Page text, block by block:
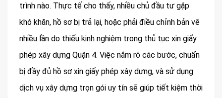
trình nào. Thực tế cho thấy, nhiều chủ đầu tư gặp
khó khăn, hồ sơ bị trả lại, hoặc phải điều chỉnh bản vẽ
nhiều lần do thiếu kinh nghiệm trong thủ tục xin giấy
phép xây dựng Quận 4. Việc nắm rõ các bước, chuẩn
bị đầy đủ hồ sơ xin giấy phép xây dựng, và sử dụng
dịch vụ xây dựng trọn gói uy tín sẽ giúp tiết kiệm thời